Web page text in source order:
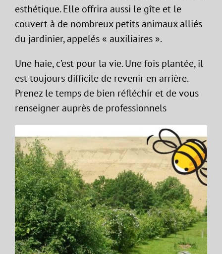
esthétique. Elle offrira aussi le gîte et le
couvert à de nombreux petits animaux alliés
du jardinier, appelés « auxiliaires ».
Une haie, c’est pour la vie. Une fois plantée, il
est toujours difficile de revenir en arrière.
Prenez le temps de bien réfléchir et de vous
renseigner auprès de professionnels